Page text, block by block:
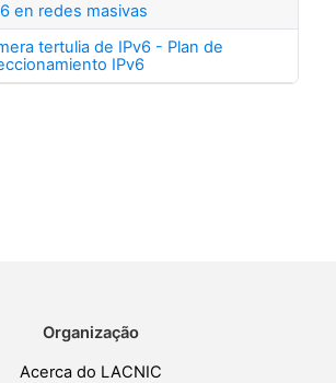
en redes masivas
tertulia de IPv6 - Plan de
IPv6
Organização
Acerca do LACNIC